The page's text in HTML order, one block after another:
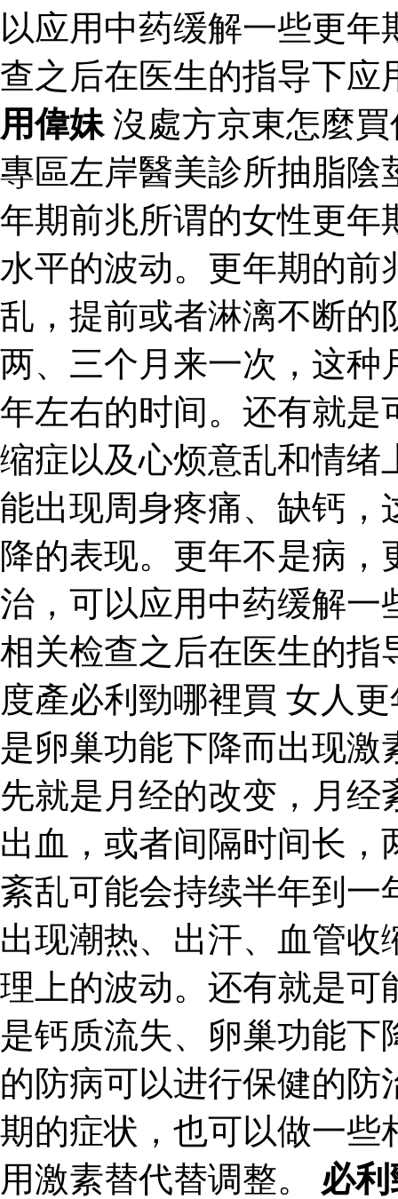
以应用中药缓解一些更
查之后在医生的指导下应
用偉妹沒處方京東怎麼
專區左岸醫美診所抽脂陰
年期前兆所谓的女性更年
水平的波动。更年期的前
乱，提前或者淋漓不断的
两、三个月来一次，这种
年左右的时间。还有就是
缩症以及心烦意乱和情绪
能出现周身疼痛、缺钙，
降的表现。更年不是病
治，可以应用中药缓解一
相关检查之后在医生的指
度產必利勁哪裡買 女人
是卵巢功能下降而出现
先就是月经的改变，月
出血，或者间隔时间长
紊乱可能会持续半年到一
出现潮热、出汗、血管
理上的波动。还有就是可
是钙质流失、卵巢功能
的防病可以进行保健的
期的症状，也可以做一些
用激素替代替调整。 必